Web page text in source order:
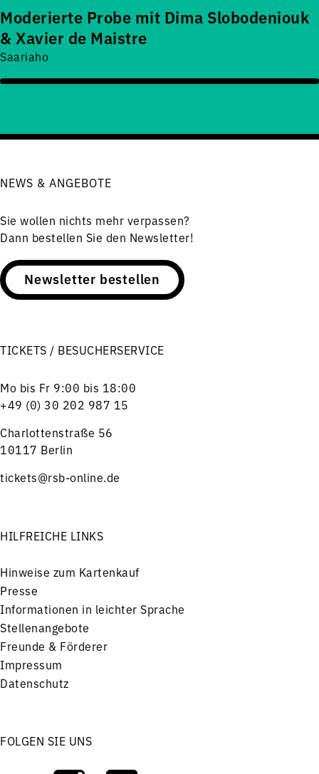
Moderierte Probe mit Dima Slobodeniouk
& Xavier de Maistre
Saariaho
NEWS & ANGEBOTE
Sie wollen nichts mehr verpassen?
Dann bestellen Sie den Newsletter!
Newsletter bestellen
TICKETS / BESUCHERSERVICE
Mo bis Fr 9:00 bis 18:00
+49 (0) 30 202 987 15
Charlottenstraße 56
10117 Berlin
tickets@rsb-online.de
HILFREICHE LINKS
Hinweise zum Kartenkauf
Presse
Informationen in leichter Sprache
Stellenangebote
Freunde & Förderer
Impressum
Datenschutz
FOLGEN SIE UNS